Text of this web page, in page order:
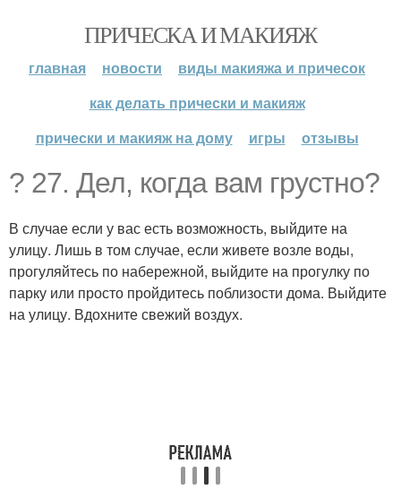
ПРИЧЕСКА И МАКИЯЖ
главная новости
виды макияжа и причесок
как делать прически и макияж
прически и макияж на дому
игры отзывы
? 27. Дел, когда вам грустно?
В случае если у вас есть возможность, выйдите на
улицу. Лишь в том случае, если живете возле воды,
прогуляйтесь по набережной, выйдите на прогулку по
парку или просто пройдитесь поблизости дома. Выйдите
на улицу. Вдохните свежий воздух.